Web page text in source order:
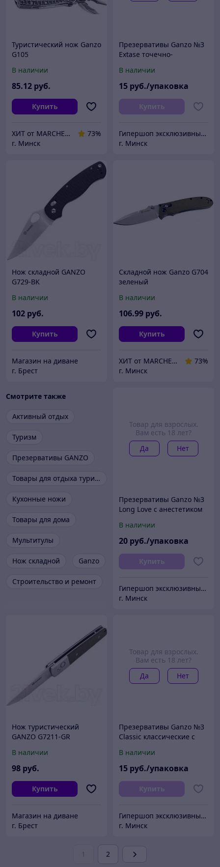
Туристический нож Ganzo
G105
В наличии
85.12 руб.
Купить
ХИТ от MARCHENKO
73%
г. Минск
Презервативы Ganzo №3
Extase точечно-
В наличии
15 руб./упаковка
Купить
Гипершоп эксклюзивных товаров
г. Минск
Нож складной GANZO
G729-BK
В наличии
102 руб.
Купить
Магазин на диване
г. Брест
Складной нож Ganzo G704
зеленый
В наличии
106.99 руб.
Купить
ХИТ от MARCHENKO
73%
г. Минск
Смотрите также
Активный отдых
Туризм
Презервативы GANZO
Товары для отдыха туризм
Кухонные ножи
Товары для дома
Мультитулы
Нож складной Ganzo
Строительство и ремонт
Товар для взрослых.
Вам есть 18 лет?
Да
Нет
Презервативы Ganzo №3
Long Love с анестетиком
В наличии
20 руб./упаковка
Купить
Гипершоп эксклюзивных товаров
г. Минск
Нож туристический
GANZO G7211-GR
В наличии
98 руб.
Купить
Магазин на диване
г. Брест
Товар для взрослых.
Вам есть 18 лет?
Да
Нет
Презервативы Ganzo №3
Classic классические с
В наличии
15 руб./упаковка
Купить
Гипершоп эксклюзивных товаров
г. Минск
1 2